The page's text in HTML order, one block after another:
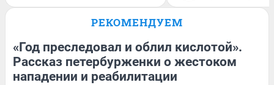
РЕКОМЕНДУЕМ
«Год преследовал и облил кислотой».
Рассказ петербурженки о жестоком
нападении и реабилитации